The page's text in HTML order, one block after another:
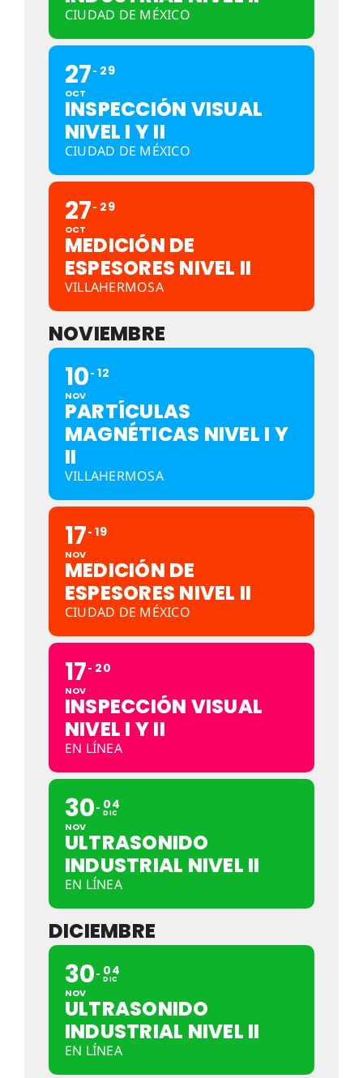
CIUDAD DE MÉXICO
27
OCT
29
INSPECCIÓN VISUAL
NIVEL I Y II
CIUDAD DE MÉXICO
27
OCT
29
MEDICIÓN DE
ESPESORES NIVEL II
VILLAHERMOSA
NOVIEMBRE
10
NOV
12
PARTÍCULAS
MAGNÉTICAS NIVEL I Y
II
VILLAHERMOSA
17
NOV
19
MEDICIÓN DE
ESPESORES NIVEL II
CIUDAD DE MÉXICO
17
NOV
20
INSPECCIÓN VISUAL
NIVEL I Y II
EN LÍNEA
30
NOV
04
DIC
ULTRASONIDO
INDUSTRIAL NIVEL II
EN LÍNEA
DICIEMBRE
30
NOV
04
DIC
ULTRASONIDO
INDUSTRIAL NIVEL II
EN LÍNEA